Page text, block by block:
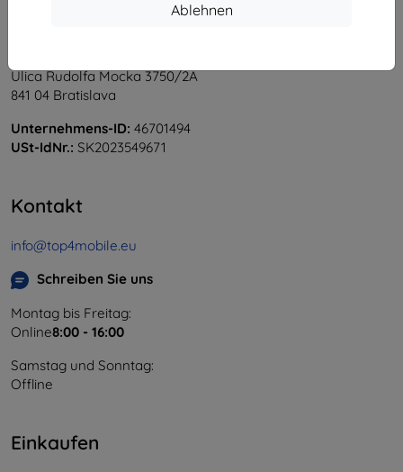
Ablehnen
Ulica Rudolfa Mocka 3750/2A
841 04 Bratislava
Unternehmens-ID: 46701494
USt-IdNr.: SK2023549671
Kontakt
info@top4mobile.eu
Schreiben Sie uns
Montag bis Freitag:
Online8:00 - 16:00
Samstag und Sonntag:
Offline
Einkaufen